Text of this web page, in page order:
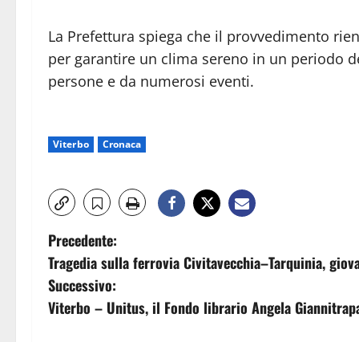
La Prefettura spiega che il provvedimento
per garantire un clima sereno in un periodo
persone e da numerosi eventi.
Viterbo Cronaca
N
a
v
Precedente:
Tragedia sulla ferrovia Civitavecchia–Tarquinia,
Successivo:
Viterbo – Unitus, il Fondo librario Angela